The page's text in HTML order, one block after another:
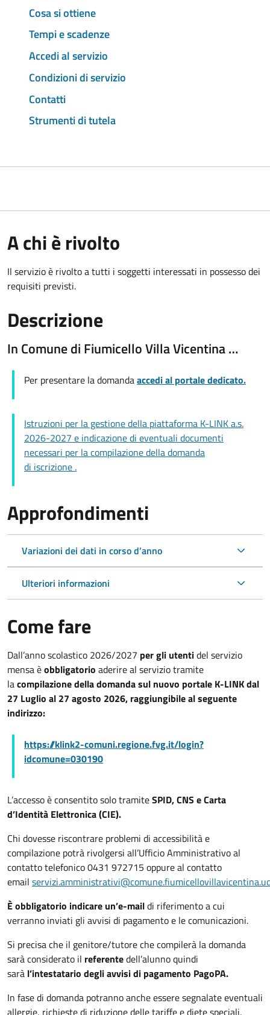
Cosa si ottiene
Tempi e scadenze
Accedi al servizio
Condizioni di servizio
Contatti
Strumenti di tutela
A chi è rivolto
Il servizio è rivolto a tutti i soggetti interessati in possesso dei
requisiti previsti.
Descrizione
In Comune di Fiumicello Villa Vicentina …
Per presentare la domandaaccedi al portale dedicato.
Istruzioni per la gestione della piattaforma K-LINK a.s.
2026-2027 e indicazione di eventuali documenti
necessari per la compilazione della domanda
di iscrizione .
Approfondimenti
Variazioni dei dati in corso d’anno
Ulteriori informazioni
Come fare
Dall’anno scolastico 2026/2027 per gli utentidel servizio
mensa èobbligatorio aderire al servizio tramite
lacompilazione della domanda sul nuovo portale K-LINKdal
27 Luglio al 27 agosto 2026, raggiungibile al seguente
indirizzo:
https://klink2-comuni.regione.fvg.it/login?
idcomune=030190
L’accesso è consentito solo tramiteSPID, CNS e Carta
d’Identità Elettronica (CIE).
Chi dovesse riscontrare problemi di accessibilità e
compilazione potrà rivolgersi all’Ufficio Amministrativo al
contatto telefonico 0431 972715 oppure al contatto
email
È obbligatorio indicare un’e-maildi riferimento a cui
verranno inviati gli avvisi di pagamento e le comunicazioni.
Si precisa che il genitore/tutore che compilerà la domanda
sarà considerato il referentedell’alunno quindi
sarà l’intestatario degli avvisi di pagamento PagoPA.
In fase di domanda potranno anche essere segnalate eventuali